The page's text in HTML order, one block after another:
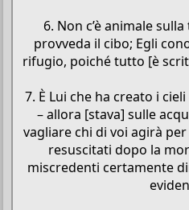
6. Non c’è animale
provveda il cibo; Egli
rifugio, poiché tutto [è
7. È Lui che ha creato i
– allora [stava] sulle
vagliare chi di voi agirà per
resuscitati dopo la
miscredenti certamente